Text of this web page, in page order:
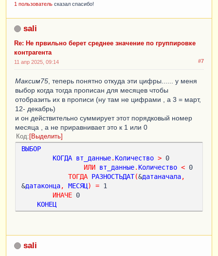
1 пользователь сказал спасибо!
sali
Re: Не првильно берет среднее значение по группировке
контрагента
#7
11 апр 2025, 09:14
Максим75 , теперь понятно откуда эти цифры...... у меня
выбор когда тогда прописан для месяцев чтобы
отобразить их в прописи (ну там не цифрами , а 3 = март,
12- декабрь)
и он действительно суммирует этот порядковый номер
месяца , а не приравнивает это к 1 или 0
Код Выделить
ВЫБОР
КОГДА вт_данные. Количество > 0
ИЛИ вт_данные. Количество < 0
ТОГДА РАЗНОСТЬДАТ(&датаначала,
&датаконца, МЕСЯЦ) = 1
ИНАЧЕ 0
КОНЕЦ
sali